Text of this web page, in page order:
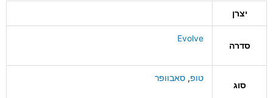
יצרן
סדרה
Evolve
סוג
טופ, סאבוופר